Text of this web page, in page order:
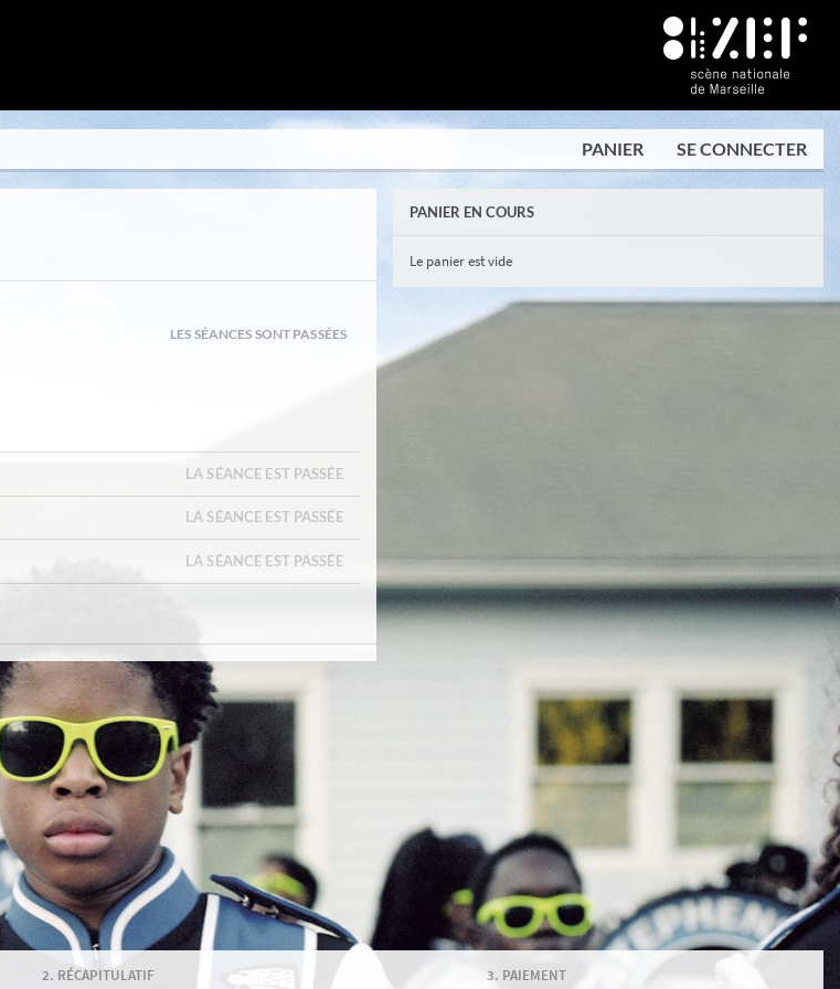
PANIER SE CONNECTER
LES SÉANCES SONT PASSÉES
LA SÉANCE EST PASSÉE
LA SÉANCE EST PASSÉE
LA SÉANCE EST PASSÉE
PANIER EN COURS
Le panier est vide
RÉCAPITULATIF PAIEMENT